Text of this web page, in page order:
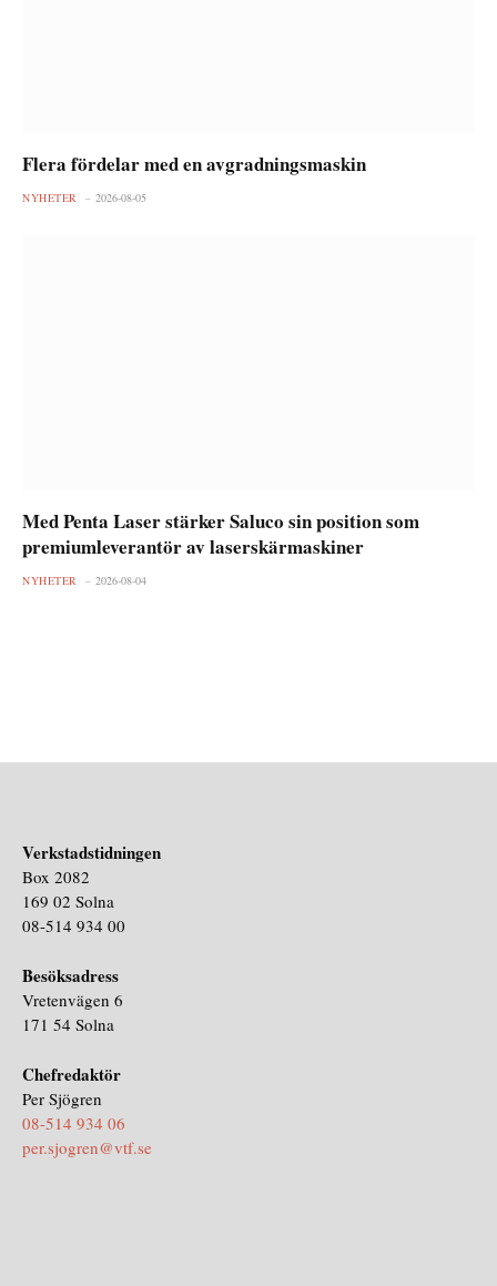
Flera fördelar med en avgradningsmaskin
NYHETER 2026-08-05
Med Penta Laser stärker Saluco sin position som
premiumleverantör av laserskärmaskiner
NYHETER 2026-08-04
Verkstadstidningen
Box 2082
169 02 Solna
08-514 934 00
Besöksadress
Vretenvägen 6
171 54 Solna
Chefredaktör
Per Sjögren
08-514 934 06
per.sjogren@vtf.se